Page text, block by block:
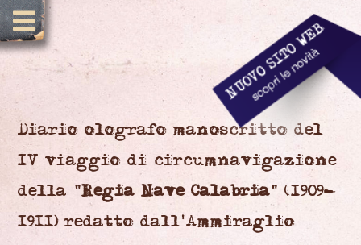
Diario olografo manoscritto del
IV viaggio di circumnavigazione
della "Regia Nave Calabria" (1909-
1911) redatto dall'Ammiraglio